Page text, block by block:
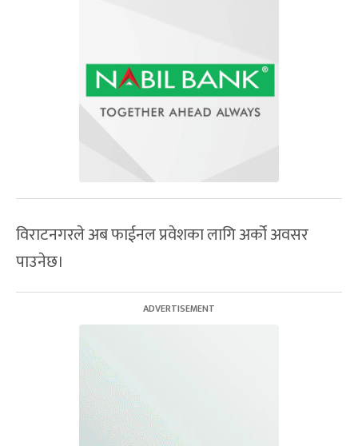
विराटनगरले अब फाईनल प्रवेशका लागि अर्को अवसर
पाउनेछ।